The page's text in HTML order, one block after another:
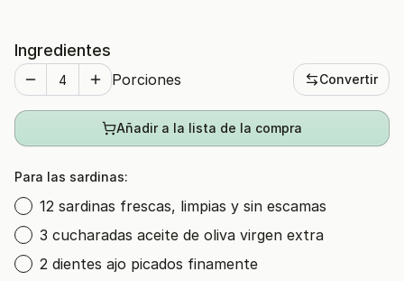
Ingredientes
Porciones Convertir
Añadir a la lista de la compra
Para las sardinas:
12 sardinas frescas, limpias y sin escamas
3 cucharadas aceite de oliva virgen extra
2 dientes ajo picados finamente